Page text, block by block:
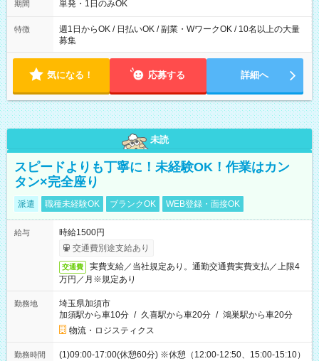
期間 単発・1日のみOK
特徴
週1日からOK / 日払いOK / 副業・WワークOK / 10名以上の大量
募集
気になる！ 応募する 詳細へ
未読
スピードよりも丁寧に！未経験OK！作業はカン
タン×完全座り
派遣 職種未経験OK ブランクOK WEB登録・面接OK
給与
時給1500円
交通費別途支給あり
交通費
実費支給／当社規定あり。通勤交通費実費支払／上限4
万円／月※規定あり
勤務地
埼玉県加須市
加須駅から車10分 / 久喜駅から車20分 / 鴻巣駅から車20分
物流・ロジスティクス
勤務時間 (1)09:00-17:00(休憩60分) ※休憩（12:00-12:50、15:00-15:10）